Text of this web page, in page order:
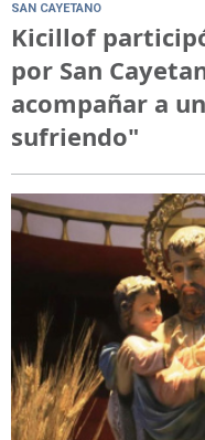
SAN CAYETANO
Kicillof
por San
acompañar a
sufriendo"